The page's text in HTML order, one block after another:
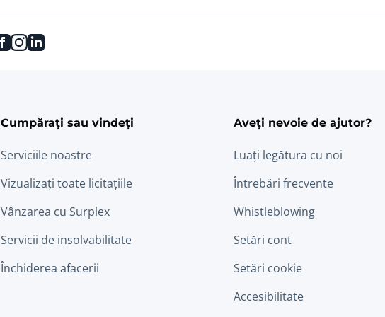
facebook
instagram
linkedin
Cumpărați sau vindeți
Serviciile noastre
Vizualizați toate licitațiile
Vânzarea cu Surplex
Servicii de insolvabilitate
Închiderea afacerii
Aveți nevoie de ajutor?
Luați legătura cu noi
Întrebări frecvente
Whistleblowing
Setări cont
Setări cookie
Accesibilitate